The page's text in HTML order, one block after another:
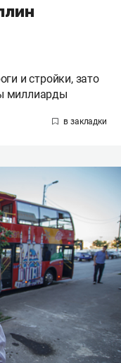
и стройки, зато
миллиарды